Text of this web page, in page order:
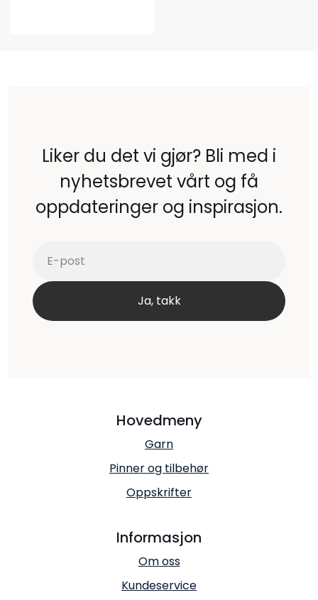
Liker du det vi gjør? Bli med i
nyhetsbrevet vårt og få
oppdateringer og inspirasjon.
Hovedmeny
Garn
Pinner og tilbehør
Oppskrifter
Informasjon
Om oss
Kundeservice